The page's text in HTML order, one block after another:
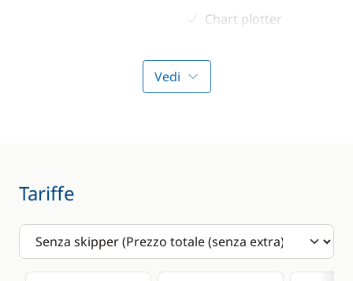
Chart plotter
Deck equipment
Bow thruster
Capottina
WC elettrico
Vedi
Tariffe